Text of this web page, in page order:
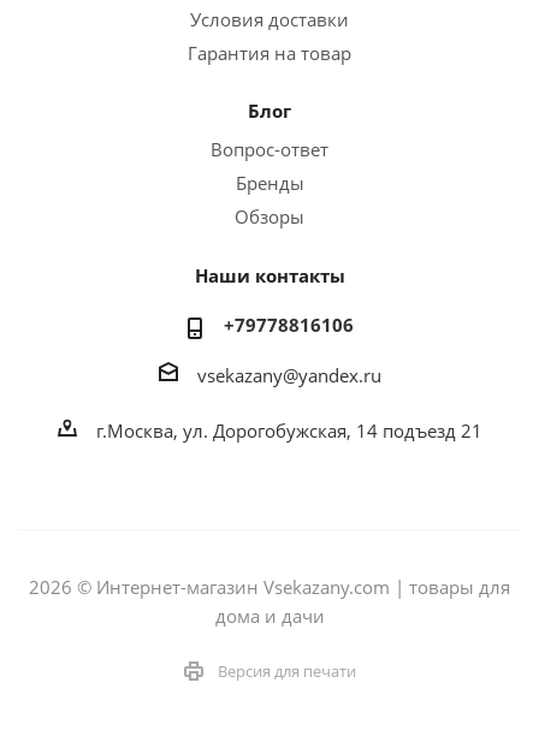
Условия доставки
Гарантия на товар
Блог
Вопрос-ответ
Бренды
Обзоры
Наши контакты
+79778816106
vsekazany@yandex.ru
г.Москва, ул. Дорогобужская, 14 подъезд 21
2026 © Интернет-магазин Vsekazany.com | товары для
дома и дачи
Версия для печати